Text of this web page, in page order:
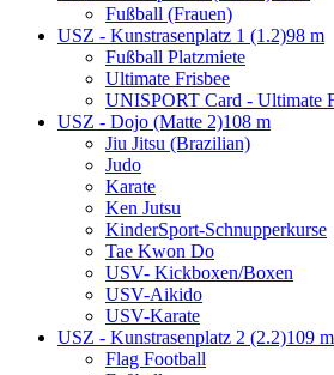
Fußball (Frauen)
USZ - Kunstrasenplatz 1 (1.2)98 m
Fußball Platzmiete
Ultimate Frisbee
UNISPORT Card - Ultimate
USZ - Dojo (Matte 2)108 m
Jiu Jitsu (Brazilian)
Judo
Karate
Ken Jutsu
KinderSport-Schnupperkurse
Tae Kwon Do
USV- Kickboxen/Boxen
USV-Aikido
USV-Karate
USZ - Kunstrasenplatz 2 (2.2)109 m
Flag Football